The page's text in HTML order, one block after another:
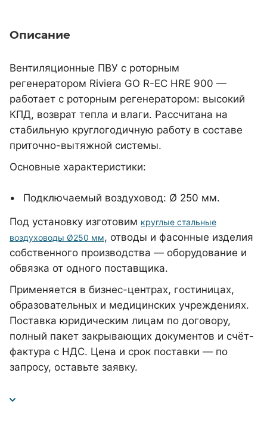
Описание
Вентиляционные ПВУ с роторным
регенератором Riviera GO R-EC HRE 900 —
работает с роторным регенератором: высокий
КПД, возврат тепла и влаги. Рассчитана на
стабильную круглогодичную работу в составе
приточно-вытяжной системы.
Основные характеристики:
Подключаемый воздуховод: Ø 250 мм.
Под установку изготовим круглые стальные
воздуховоды Ø250 мм, отводы и фасонные изделия
собственного производства — оборудование и
обвязка от одного поставщика.
Применяется в бизнес-центрах, гостиницах,
образовательных и медицинских учреждениях.
Поставка юридическим лицам по договору,
полный пакет закрывающих документов и счёт-
фактура с НДС. Цена и срок поставки — по
запросу, оставьте заявку.